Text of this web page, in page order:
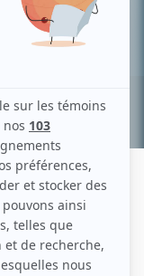
Recherche avancée »